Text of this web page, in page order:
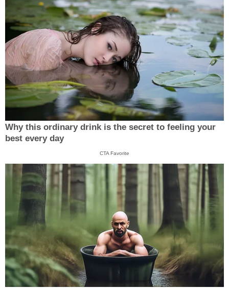
Why this ordinary drink is the secret to feeling your
best every day
CTA Favorite